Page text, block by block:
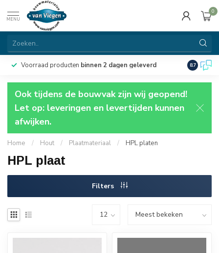
MENU
0
Voorraad producten binnen 2 dagen geleverd 8.7
Ook tijdens de bouwvak zijn wij geopend!
Let op: leveringen en levertijden kunnen
afwijken.
Home / Hout / Plaatmateriaal / HPL platen
HPL plaat
Filters